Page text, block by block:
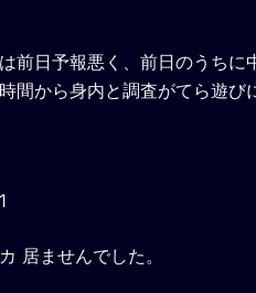
前日予報悪く、前日のうちに
間から身内と調査がてら遊び
居ませんでした。